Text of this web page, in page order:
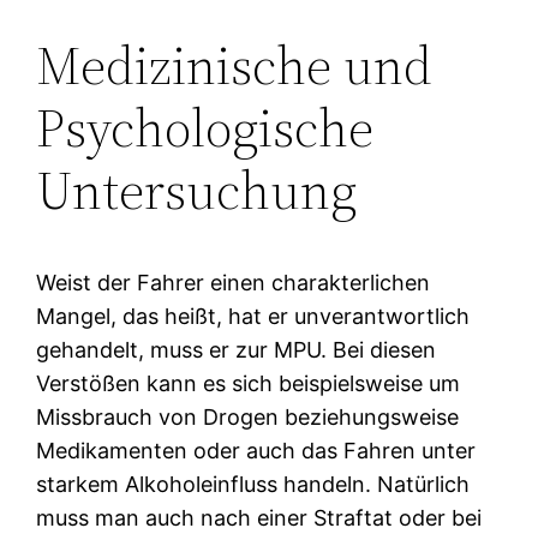
Medizinische und
Psychologische
Untersuchung
Weist der Fahrer einen charakterlichen
Mangel, das heißt, hat er unverantwortlich
gehandelt, muss er zur MPU. Bei diesen
Verstößen kann es sich beispielsweise um
Missbrauch von Drogen beziehungsweise
Medikamenten oder auch das Fahren unter
starkem Alkoholeinfluss handeln. Natürlich
muss man auch nach einer Straftat oder bei